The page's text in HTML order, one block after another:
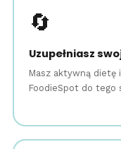
🔄
Uzupełniasz
Masz aktywną dietę
FoodieSpot do tego